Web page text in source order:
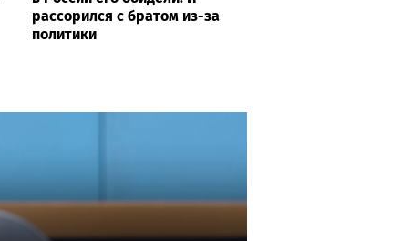
рассорился с братом из-за
политики